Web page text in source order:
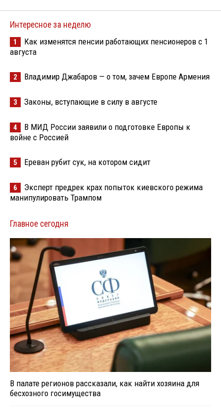
Интересное за неделю
1
Как изменятся пенсии работающих пенсионеров с 1
августа
2 Владимир Джабаров — о том, зачем Европе Армения
3 Законы, вступающие в силу в августе
4
В МИД России заявили о подготовке Европы к
войне с Россией
5 Ереван рубит сук, на котором сидит
6
Эксперт предрек крах попыток киевского режима
манипулировать Трампом
Главное сегодня
В палате регионов рассказали, как найти хозяина для
бесхозного госимущества